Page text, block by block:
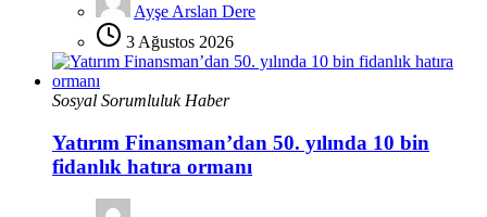
Ayşe Arslan Dere
3 Ağustos 2026
Sosyal Sorumluluk Haber
Yatırım Finansman’dan 50. yılında 10 bin
fidanlık hatıra ormanı